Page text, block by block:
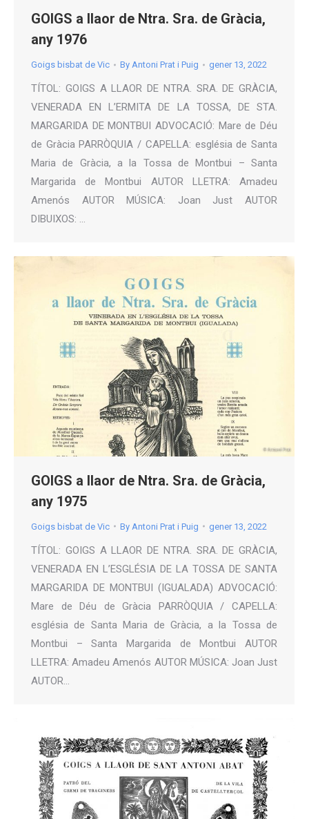
GOIGS a llaor de Ntra. Sra. de Gràcia,
any 1976
Goigs bisbat de Vic By Antoni Prat i Puig gener 13, 2022
TÍTOL: GOIGS A LLAOR DE NTRA. SRA. DE GRÀCIA,
VENERADA EN L’ERMITA DE LA TOSSA, DE STA.
MARGARIDA DE MONTBUI ADVOCACIÓ: Mare de Déu
de Gràcia PARRÒQUIA / CAPELLA: església de Santa
Maria de Gràcia, a la Tossa de Montbui – Santa
Margarida de Montbui AUTOR LLETRA: Amadeu
Amenós AUTOR MÚSICA: Joan Just AUTOR
DIBUIXOS: …
GOIGS a llaor de Ntra. Sra. de Gràcia,
any 1975
Goigs bisbat de Vic By Antoni Prat i Puig gener 13, 2022
TÍTOL: GOIGS A LLAOR DE NTRA. SRA. DE GRÀCIA,
VENERADA EN L’ESGLÉSIA DE LA TOSSA DE SANTA
MARGARIDA DE MONTBUI (IGUALADA) ADVOCACIÓ:
Mare de Déu de Gràcia PARRÒQUIA / CAPELLA:
església de Santa Maria de Gràcia, a la Tossa de
Montbui – Santa Margarida de Montbui AUTOR
LLETRA: Amadeu Amenós AUTOR MÚSICA: Joan Just
AUTOR…